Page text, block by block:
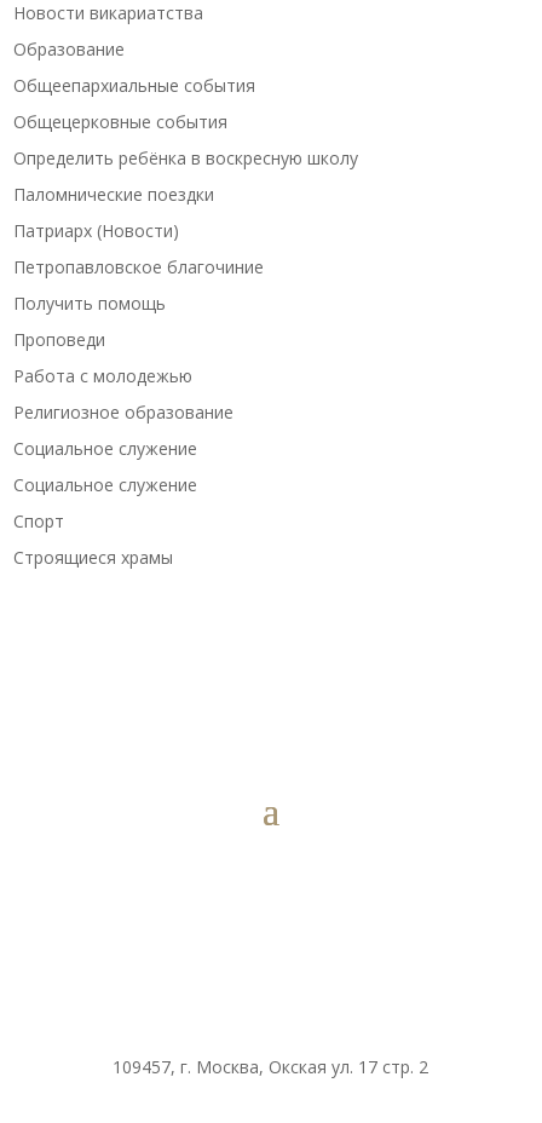
Новости викариатства
Образование
Общеепархиальные события
Общецерковные события
Определить ребёнка в воскресную школу
Паломнические поездки
Патриарх (Новости)
Петропавловское благочиние
Получить помощь
Проповеди
Работа с молодежью
Религиозное образование
Социальное служение
Социальное служение
Спорт
Строящиеся храмы
109457, г. Москва, Окская ул. 17 стр. 2